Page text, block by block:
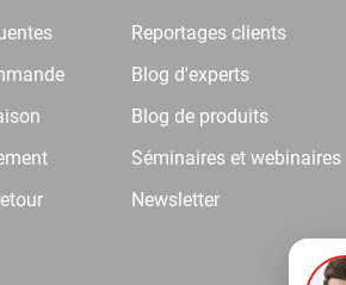
Reportages clients
Blog d'experts
Blog de produits
Séminaires et webinaires
Newsletter